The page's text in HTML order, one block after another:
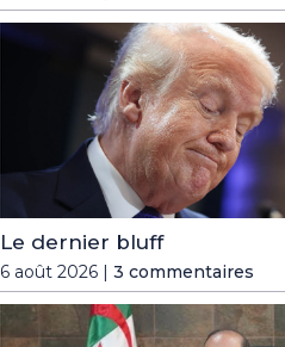
Le dernier bluff
6 août 2026 | 3 commentaires